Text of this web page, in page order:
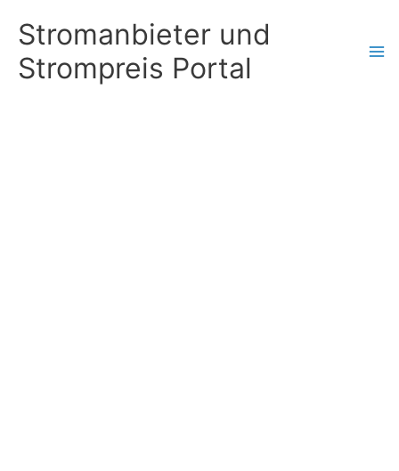
Inhalt
springen
Stromanbieter und
Strompreis Portal